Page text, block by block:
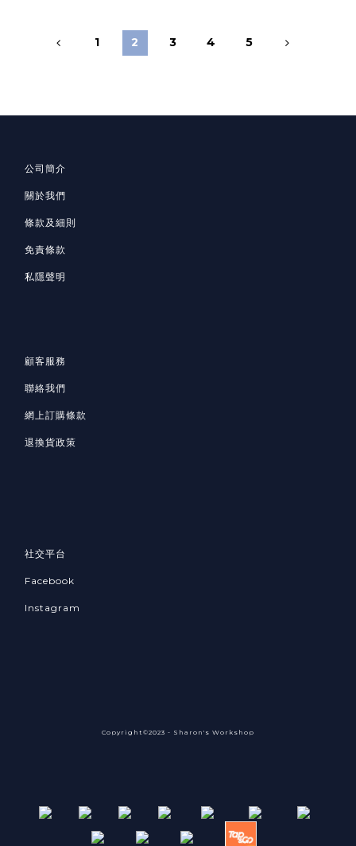
1 2 3 4 5
公司簡介
關於我們
條款及細則
免責條款
私隱聲明
顧客服務
聯絡我們
網上訂購條款
退換貨政策
社交平台
Facebook
Instagram
Copyright©2023 - Sharon's Workshop